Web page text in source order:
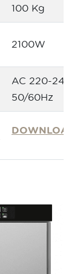
100 Kg
2100W
AC 220-240V
50/60Hz